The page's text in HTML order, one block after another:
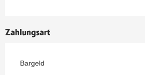
Zahlungsart
Bargeld